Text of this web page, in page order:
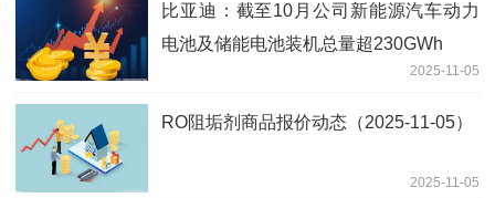
比亚迪：截至10月公司新能源汽车动力
电池及储能电池装机总量超230GWh
2025-11-05
RO阻垢剂商品报价动态（2025-11-05）
2025-11-05